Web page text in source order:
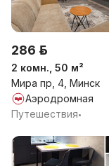
286 р.
2 комн., 50 м²
Мира пр, 4, Минск
Аэродромная
Путешествия•